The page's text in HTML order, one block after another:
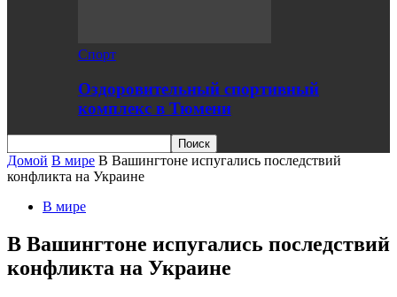
Спорт
Оздоровительный спортивный
комплекс в Тюмени
Домой В мире В Вашингтоне испугались последствий
конфликта на Украине
В мире
В Вашингтоне испугались последствий
конфликта на Украине